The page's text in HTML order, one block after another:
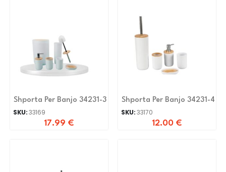
Shporta Per Banjo 34231-3
SKU:33169
17.99 €
Shporta Per Banjo 34231-4
SKU:33170
12.00 €